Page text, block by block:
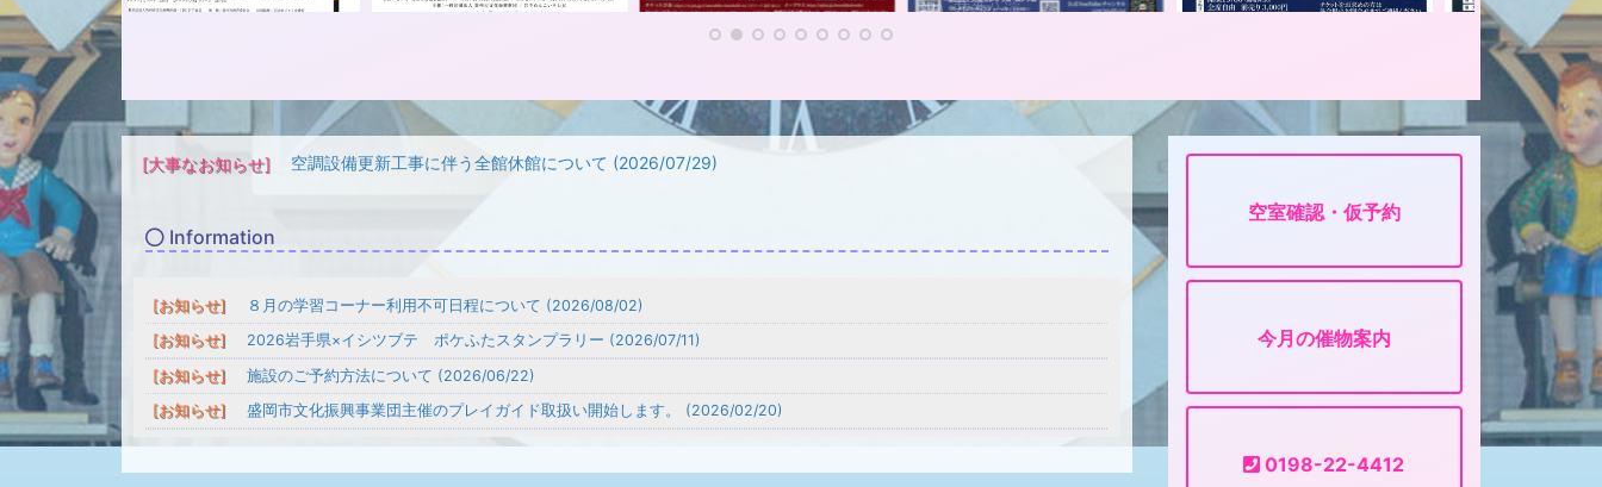
[大事なお知らせ] 空調設備更新工事に伴う全館休館について (2026/07/29)
Information
[お知らせ]
８月の学習コーナー利用不可日程について (2026/08/02)
[お知らせ]
2026岩手県×イシツブテ ポケふたスタンプラリー (2026/07/11)
[お知らせ]
施設のご予約方法について (2026/06/22)
[お知らせ]
盛岡市文化振興事業団主催のプレイガイド取扱い開始します。 (2026/02/20)
空室確認・仮予約
今月の催物案内
0198-22-4412